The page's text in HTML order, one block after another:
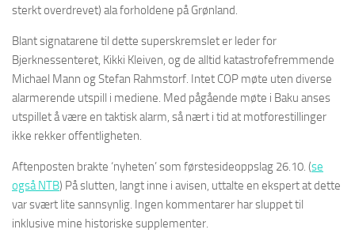
sterkt overdrevet) ala forholdene på Grønland.
Blant signatarene til dette superskremslet er leder for
Bjerknessenteret, Kikki Kleiven, og de alltid katastrofefremmende
Michael Mann og Stefan Rahmstorf. Intet COP møte uten diverse
alarmerende utspill i mediene. Med pågående møte i Baku anses
utspillet å være en taktisk alarm, så nært i tid at motforestillinger
ikke rekker offentligheten.
Aftenposten brakte ‘nyheten’ som førstesideoppslag 26.10. (se
også NTB) På slutten, langt inne i avisen, uttalte en ekspert at dette
var svært lite sannsynlig. Ingen kommentarer har sluppet til
inklusive mine historiske supplementer.